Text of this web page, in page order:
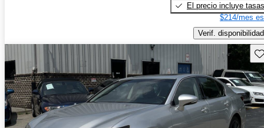
El precio incluye tasas
$214/mes
Verif. disponibilidad